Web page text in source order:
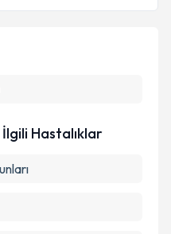
Hastalıklar